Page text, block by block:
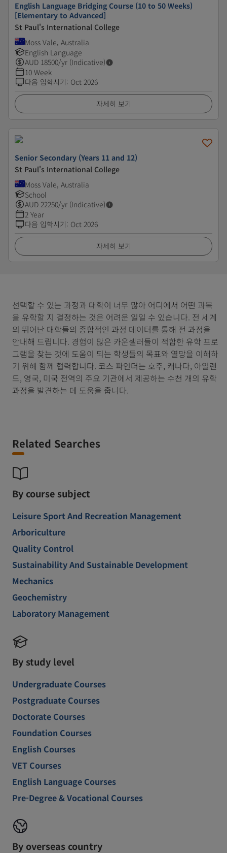
English Language Bridging Course (10 to 50 Weeks)
[Elementary to Advanced]
St Paul's International College
Moss Vale, Australia
English Language
AUD 18500/yr (Indicative)
10 Week
다음 입학시기: Oct 2026
자세히 보기
Senior Secondary (Years 11 and 12)
St Paul's International College
Moss Vale, Australia
School
AUD 22250/yr (Indicative)
2 Year
다음 입학시기: Oct 2026
자세히 보기
선택할 수 있는 과정과 대학이 너무 많아 어디에서 어떤 과목
을 유학할 지 결정하는 것은 어려운 일일 수 있습니다. 전 세계
의 뛰어난 대학들의 종합적인 과정 데이터를 통해 전 과정을
안내해 드립니다. 경험이 많은 카운셀러들이 적합한 유학 프로
그램을 찾는 것에 도움이 되는 학생들의 목표와 열망을 이해하
기 위해 함께 협력합니다. 코스 파인더는 호주, 캐나다, 아일랜
드, 영국, 미국 전역의 주요 기관에서 제공하는 수천 개의 유학
과정을 발견하는 데 도움을 줍니다.
Related Searches
By course subject
Leisure Sport And Recreation Management
Arboriculture
Quality Control
Sustainability And Sustainable Development
Mechanics
Geochemistry
Laboratory Management
By study level
Undergraduate Courses
Postgraduate Courses
Doctorate Courses
Foundation Courses
English Courses
VET Courses
English Language Courses
Pre-Degree & Vocational Courses
By overseas country